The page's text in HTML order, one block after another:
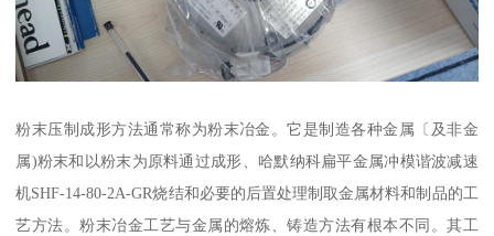
粉末压制成形方法通常称为粉末冶金。它是制造各种金属〔及非金
属)粉末和以粉末为原料通过成形、哈默纳科扁平金属冲模谐波减速
机SHF-14-80-2A-GR烧结和必要的后置处理制取金属材料和制品的工
艺方法。粉末冶金工艺与金属的熔炼、铸造方法有根本不同。其工